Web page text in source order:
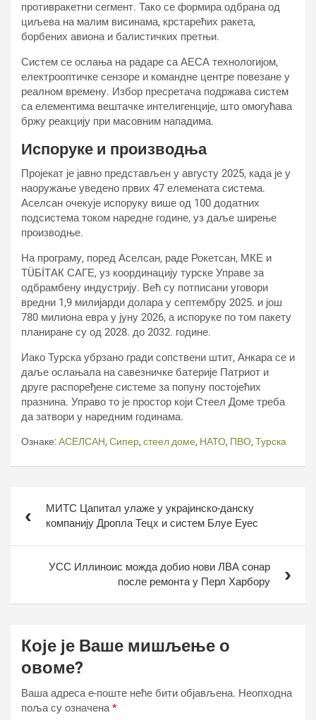
противракетни сегмент. Тако се формира одбрана од
циљева на малим висинама, крстарећих ракета,
борбених авиона и балистичких претњи.
Систем се ослања на радаре са АЕСА технологијом,
електрооптичке сензоре и командне центре повезане у
реалном времену. Избор пресретача подржава систем
са елементима вештачке интелигенције, што омогућава
бржу реакцију при масовним нападима.
Испоруке и производња
Пројекат је јавно представљен у августу 2025, када је у
наоружање уведено првих 47 елемената система.
Аселсан очекује испоруку више од 100 додатних
подсистема током наредне године, уз даље ширење
производње.
На програму, поред Аселсан, раде Рокетсан, МКЕ и
ТÜБİТАК САГЕ, уз координацију турске Управе за
одбрамбену индустрију. Већ су потписани уговори
вредни 1,9 милијарди долара у септембру 2025. и још
780 милиона евра у јуну 2026, а испоруке по том пакету
планиране су од 2028. до 2032. године.
Иако Турска убрзано гради сопствени штит, Анкара се и
даље ослањала на савезничке батерије Патриот и
друге распоређене системе за попуну постојећих
празнина. Управо то је простор који Стеел Доме треба
да затвори у наредним годинама.
Ознаке:АСЕЛСАН, Сипер, стеел доме, НАТО, ПВО, Турска
чланкаМИТС Цапитал улаже у украјинско-данску
компанију Дропла Тецх и систем Блуе Еyес
УСС Иллиноис можда добио нови ЛВА сонар
после ремонта у Перл Харбору
Које је Ваше мишљење о
овоме?
Ваша адреса е-поште неће бити објављена. Неопходна
поља су означена*